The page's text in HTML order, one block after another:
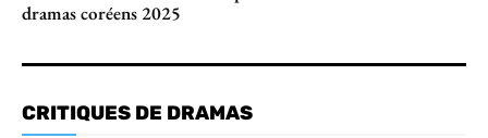
dramas coréens 2025
CRITIQUES DE DRAMAS